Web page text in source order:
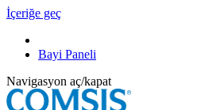
İçeriğe geç
Bayi Paneli
Navigasyon aç/kapat